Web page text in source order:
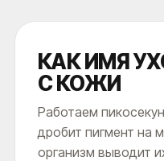
КАК ИМЯ
С КОЖИ
Работаем
дробит пигмент на
организм выводит